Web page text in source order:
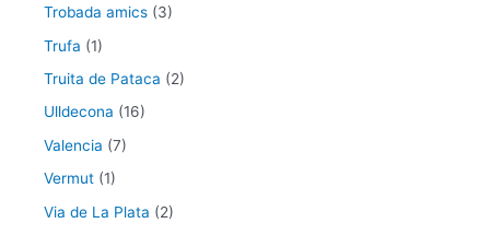
Trobada amics (3)
Trufa (1)
Truita de Pataca (2)
Ulldecona (16)
Valencia (7)
Vermut (1)
Via de La Plata (2)